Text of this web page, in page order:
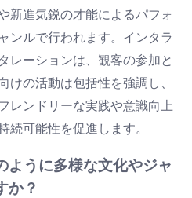
新進気鋭の才能によるパフォ
ンルで行われます。インタラ
レーションは、観客の参加と
けの活動は包括性を強調し、
レンドリーな実践や意識向上
続可能性を促進します。
ように多様な文化やジャ
か？